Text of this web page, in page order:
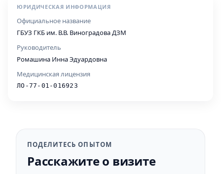
ЮРИДИЧЕСКАЯ ИНФОРМАЦИЯ
Официальное название
ГБУЗ ГКБ им. В.В. Виноградова ДЗМ
Руководитель
Ромашина Инна Эдуардовна
Медицинская лицензия
ЛО-77-01-016923
ПОДЕЛИТЕСЬ ОПЫТОМ
Расскажите о визите